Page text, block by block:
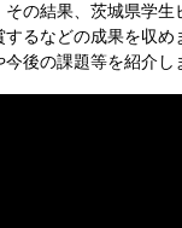
その結果、茨城県学
するなどの成果を収め
今後の課題等を紹介し